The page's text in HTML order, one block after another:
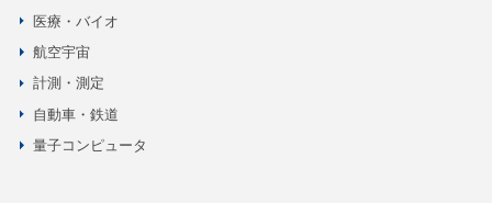
医療・バイオ
航空宇宙
計測・測定
自動車・鉄道
量子コンピュータ